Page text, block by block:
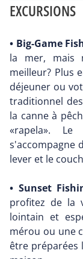
EXCURSIONS
• Big-Game
la mer, mais
meilleur? Plus
déjeuner ou
traditionnel
la canne à
«rapela».
s'accompagne
lever et le
• Sunset
profitez de la
lointain et
mérou ou une
être préparées